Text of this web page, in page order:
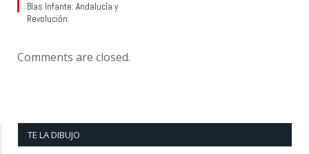
Blas Infante: Andalucía y
Revolución.
Comments are closed.
TE LA DIBUJO